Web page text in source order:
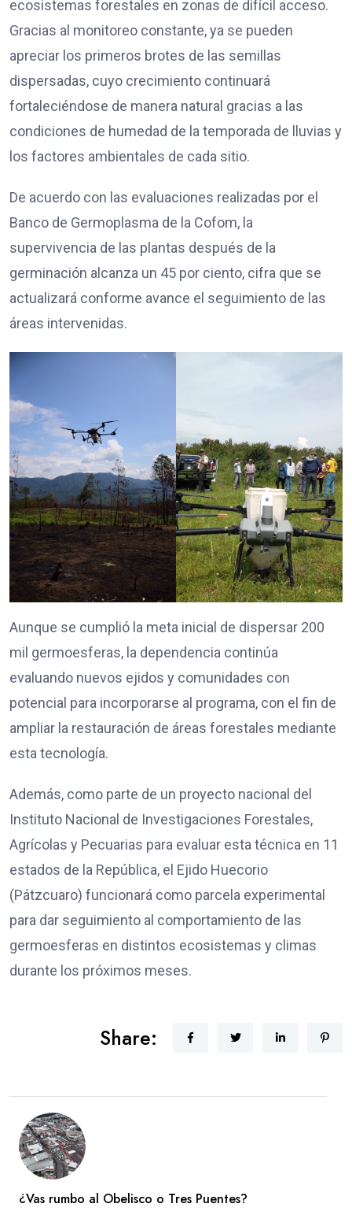
ecosistemas forestales en zonas de difícil acceso.
Gracias al monitoreo constante, ya se pueden
apreciar los primeros brotes de las semillas
dispersadas, cuyo crecimiento continuará
fortaleciéndose de manera natural gracias a las
condiciones de humedad de la temporada de lluvias y
los factores ambientales de cada sitio.
De acuerdo con las evaluaciones realizadas por el
Banco de Germoplasma de la Cofom, la
supervivencia de las plantas después de la
germinación alcanza un 45 por ciento, cifra que se
actualizará conforme avance el seguimiento de las
áreas intervenidas.
Aunque se cumplió la meta inicial de dispersar 200
mil germoesferas, la dependencia continúa
evaluando nuevos ejidos y comunidades con
potencial para incorporarse al programa, con el fin de
ampliar la restauración de áreas forestales mediante
esta tecnología.
Además, como parte de un proyecto nacional del
Instituto Nacional de Investigaciones Forestales,
Agrícolas y Pecuarias para evaluar esta técnica en 11
estados de la República, el Ejido Huecorio
(Pátzcuaro) funcionará como parcela experimental
para dar seguimiento al comportamiento de las
germoesferas en distintos ecosistemas y climas
durante los próximos meses.
Share:
¿Vas rumbo al Obelisco o Tres Puentes?